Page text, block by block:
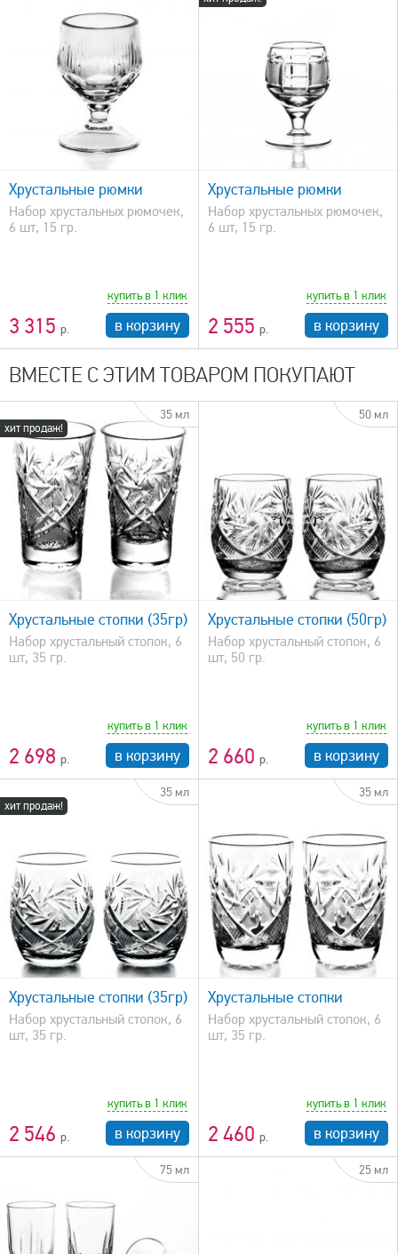
Хрустальные рюмки
Набор хрустальных рюмочек,
6 шт, 15 гр.
3 315
купить в 1 клик
в корзину
быстрый просмотр
Хрустальные рюмки
Набор хрустальных рюмочек,
6 шт, 15 гр.
2 555
купить в 1 клик
в корзину
ВМЕСТЕ С ЭТИМ ТОВАРОМ ПОКУПАЮТ
хит продаж!
35 мл
Хрустальные стопки (35гр)
Набор хрустальный стопок, 6
шт, 35 гр.
2 698
купить в 1 клик
в корзину
50 мл
быстрый просмотр
Хрустальные стопки (50гр)
Набор хрустальный стопок, 6
шт, 50 гр.
2 660
купить в 1 клик
в корзину
хит продаж!
35 мл
Хрустальные стопки (35гр)
Набор хрустальный стопок, 6
шт, 35 гр.
2 546
купить в 1 клик
в корзину
35 мл
быстрый просмотр
Хрустальные стопки
Набор хрустальный стопок, 6
шт, 35 гр.
2 460
купить в 1 клик
в корзину
75 мл 25 мл